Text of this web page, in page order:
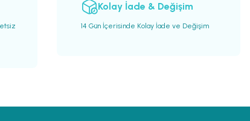
Kolay İade & Değişim
14 Gün İçerisinde Kolay İade ve Değişim